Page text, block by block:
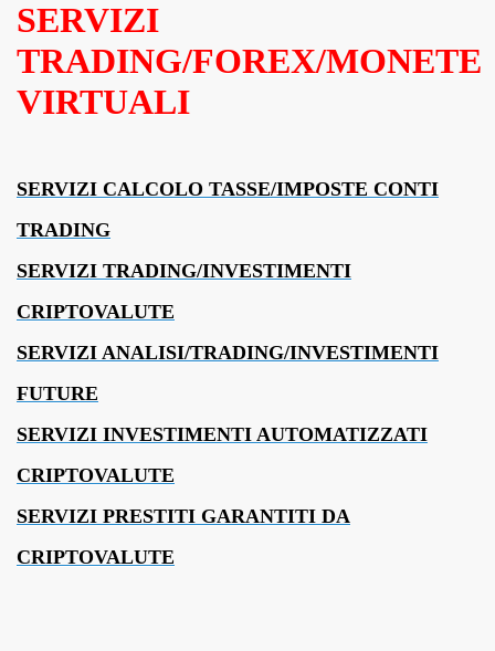
SERVIZI
TRADING/FOREX/MONETE
VIRTUALI
SERVIZI CALCOLO TASSE/IMPOSTE CONTI
TRADING
SERVIZI TRADING/INVESTIMENTI
CRIPTOVALUTE
SERVIZI ANALISI/TRADING/INVESTIMENTI
FUTURE
SERVIZI INVESTIMENTI AUTOMATIZZATI
CRIPTOVALUTE
SERVIZI PRESTITI GARANTITI DA
CRIPTOVALUTE